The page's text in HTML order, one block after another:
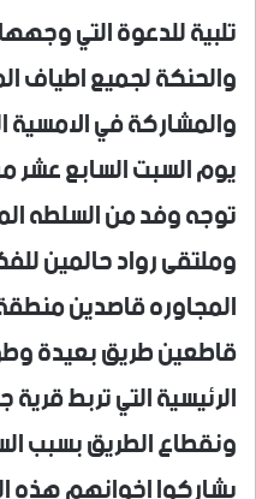
تلبية للدعوة التي
والحنكة لجميع اطياف
والمشاركة في الامسية
توجه وفد من السلطه
وملتقى رواد حالمين
المجاوره قاصدين
قاطعين طريق بعيدة
الرئيسية التي تربط
ونقطاع الطريق بسبب